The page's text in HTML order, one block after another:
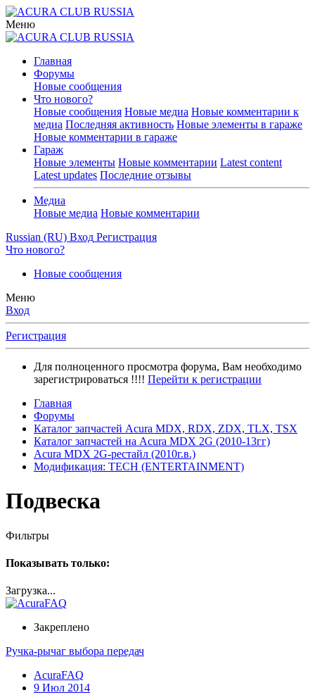
Меню
Главная
Форумы
Новые сообщения
Что нового?
Новые сообщения Новые медиа Новые комментарии к
медиа Последняя активность Новые элементы в гараже
Новые комментарии в гараже
Гараж
Новые элементы Новые комментарии Latest content
Latest updates Последние отзывы
Медиа
Новые медиа Новые комментарии
Russian (RU) Вход Регистрация
Что нового?
Новые сообщения
Меню
Вход
Регистрация
Для полноценного просмотра форума, Вам необходимо
зарегистрироваться !!!! Перейти к регистрации
Главная
Форумы
Каталог запчастей Acura MDX, RDX, ZDX, TLX, TSX
Каталог запчастей на Acura MDX 2G (2010-13гг)
Acura MDX 2G-рестайл (2010г.в.)
Модификация: TECH (ENTERTAINMENT)
Подвеска
Фильтры
Показывать только:
Загрузка...
Закреплено
Ручка-рычаг выбора передач
AcuraFAQ
9 Июл 2014